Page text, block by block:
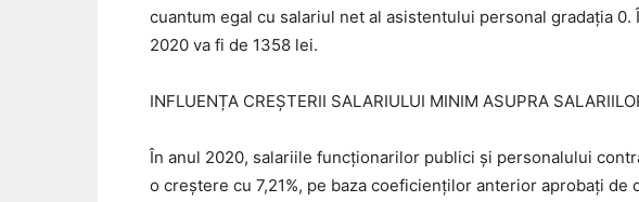
cuantum egal cu salariul net al asistentului personal gradaţia
2020 va fi de 1358 lei.
INFLUENȚA CREȘTERII SALARIULUI MINIM ASUPRA
În anul 2020, salariile funcţionarilor publici şi personalului
o creștere cu 7,21%, pe baza coeficienților anterior aprobați